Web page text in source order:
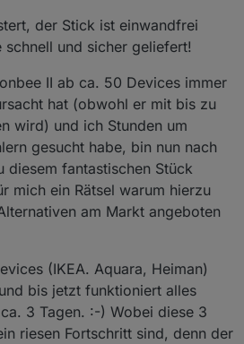
der Stick ist einwandfrei
und sicher geliefert!
II ab ca. 50 Devices immer
hat (obwohl er mit bis zu
wird) und ich Stunden um
gesucht habe, bin nun nach
diesem fantastischen Stück
mich ein Rätsel warum hierzu
am Markt angeboten
(IKEA. Aquara, Heiman)
bis jetzt funktioniert alles
3 Tagen. :-) Wobei diese 3
riesen Fortschritt sind, denn der